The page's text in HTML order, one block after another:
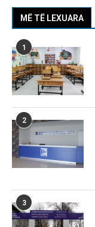
MË TË LEXUARA
1
2
3